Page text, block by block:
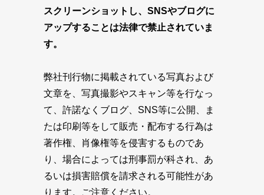
スクリーンショットし、SNSやブログに
アップすることは法律で禁止されていま
す。
弊社刊行物に掲載されている写真および
文章を、写真撮影やスキャン等を行なっ
て、許諾なくブログ、SNS等に公開、ま
たは印刷等をして販売・配布する行為は
著作権、肖像権等を侵害するものであ
り、場合によっては刑事罰が科され、あ
るいは損害賠償を請求される可能性があ
ります。ご注意ください。